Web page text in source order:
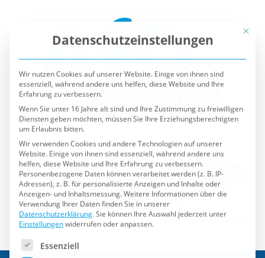
Wir nutzen Cookies auf unserer Website. Einige von ihnen sind
essenziell, während andere uns helfen, diese Website und Ihre
Erfahrung zu verbessern.
Wenn Sie unter 16 Jahre alt sind und Ihre Zustimmung zu freiwilligen
Diensten geben möchten, müssen Sie Ihre Erziehungsberechtigten
um Erlaubnis bitten.
Wir verwenden Cookies und andere Technologien auf unserer
Website. Einige von ihnen sind essenziell, während andere uns
helfen, diese Website und Ihre Erfahrung zu verbessern.
Personenbezogene Daten können verarbeitet werden (z. B. IP-
Adressen), z. B. für personalisierte Anzeigen und Inhalte oder
Anzeigen- und Inhaltsmessung.Weitere Informationen über die
Verwendung Ihrer Daten finden Sie in unserer
Datenschutzerklärung. Sie können Ihre Auswahl jederzeit unter
Einstellungenwiderrufen oder anpassen.
Es folgt eine Liste der Service-Gruppen, für die eine
Externe Medien